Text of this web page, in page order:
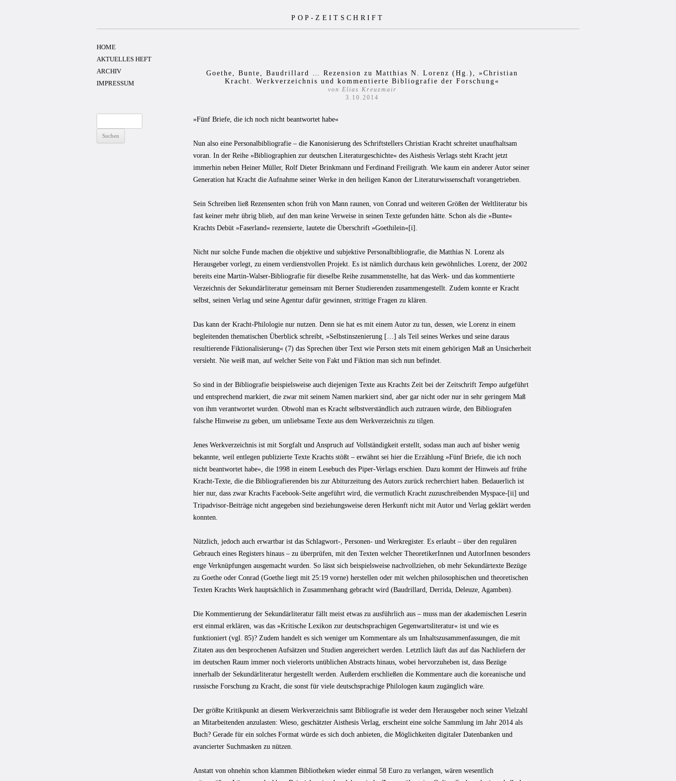
POP-ZEITSCHRIFT
Goethe, Bunte, Baudrillard … Rezension zu Matthias N. Lorenz (Hg.), »Christian
Kracht. Werkverzeichnis und kommentierte Bibliografie der Forschung«
von Elias Kreuzmair
3.10.2014
»Fünf Briefe, die ich noch nicht beantwortet habe«
Nun also eine Personalbibliografie – die Kanonisierung des Schriftstellers Christian Kracht schreitet unaufhaltsam
voran. In der Reihe »Bibliographien zur deutschen Literaturgeschichte« des Aisthesis Verlags steht Kracht jetzt
immerhin neben Heiner Müller, Rolf Dieter Brinkmann und Ferdinand Freiligrath. Wie kaum ein anderer Autor seiner
Generation hat Kracht die Aufnahme seiner Werke in den heiligen Kanon der Literaturwissenschaft vorangetrieben.
Sein Schreiben ließ Rezensenten schon früh von Mann raunen, von Conrad und weiteren Größen der Weltliteratur bis
fast keiner mehr übrig blieb, auf den man keine Verweise in seinen Texte gefunden hätte. Schon als die »Bunte«
Krachts Debüt »Faserland« rezensierte, lautete die Überschrift »Goethilein«[i].
Nicht nur solche Funde machen die objektive und subjektive Personalbibliografie, die Matthias N. Lorenz als
Herausgeber vorlegt, zu einem verdienstvollen Projekt. Es ist nämlich durchaus kein gewöhnliches. Lorenz, der 2002
bereits eine Martin-Walser-Bibliografie für dieselbe Reihe zusammenstellte, hat das Werk- und das kommentierte
Verzeichnis der Sekundärliteratur gemeinsam mit Berner Studierenden zusammengestellt. Zudem konnte er Kracht
selbst, seinen Verlag und seine Agentur dafür gewinnen, strittige Fragen zu klären.
Das kann der Kracht-Philologie nur nutzen. Denn sie hat es mit einem Autor zu tun, dessen, wie Lorenz in einem
begleitenden thematischen Überblick schreibt, »Selbstinszenierung […] als Teil seines Werkes und seine daraus
resultierende Fiktionalisierung« (7) das Sprechen über Text wie Person stets mit einem gehörigen Maß an Unsicherheit
versieht. Nie weiß man, auf welcher Seite von Fakt und Fiktion man sich nun befindet.
So sind in der Bibliografie beispielsweise auch diejenigen Texte aus Krachts Zeit bei der Zeitschrift Tempo aufgeführt
und entsprechend markiert, die zwar mit seinem Namen markiert sind, aber gar nicht oder nur in sehr geringem Maß
von ihm verantwortet wurden. Obwohl man es Kracht selbstverständlich auch zutrauen würde, den Bibliografen
falsche Hinweise zu geben, um unliebsame Texte aus dem Werkverzeichnis zu tilgen.
Jenes Werkverzeichnis ist mit Sorgfalt und Anspruch auf Vollständigkeit erstellt, sodass man auch auf bisher wenig
bekannte, weil entlegen publizierte Texte Krachts stößt – erwähnt sei hier die Erzählung »Fünf Briefe, die ich noch
nicht beantwortet habe«, die 1998 in einem Lesebuch des Piper-Verlags erschien. Dazu kommt der Hinweis auf frühe
Kracht-Texte, die die Bibliografierenden bis zur Abiturzeitung des Autors zurück recherchiert haben. Bedauerlich ist
hier nur, dass zwar Krachts Facebook-Seite angeführt wird, die vermutlich Kracht zuzuschreibenden Myspace-[ii] und
Tripadvisor-Beiträge nicht angegeben sind beziehungsweise deren Herkunft nicht mit Autor und Verlag geklärt werden
konnten.
Nützlich, jedoch auch erwartbar ist das Schlagwort-, Personen- und Werkregister. Es erlaubt – über den regulären
Gebrauch eines Registers hinaus – zu überprüfen, mit den Texten welcher TheoretikerInnen und AutorInnen besonders
enge Verknüpfungen ausgemacht wurden. So lässt sich beispielsweise nachvollziehen, ob mehr Sekundärtexte Bezüge
zu Goethe oder Conrad (Goethe liegt mit 25:19 vorne) herstellen oder mit welchen philosophischen und theoretischen
Texten Krachts Werk hauptsächlich in Zusammenhang gebracht wird (Baudrillard, Derrida, Deleuze, Agamben).
Die Kommentierung der Sekundärliteratur fällt meist etwas zu ausführlich aus – muss man der akademischen Leserin
erst einmal erklären, was das »Kritische Lexikon zur deutschsprachigen Gegenwartsliteratur« ist und wie es
funktioniert (vgl. 85)? Zudem handelt es sich weniger um Kommentare als um Inhaltszusammenfassungen, die mit
Zitaten aus den besprochenen Aufsätzen und Studien angereichert werden. Letztlich läuft das auf das Nachliefern der
im deutschen Raum immer noch vielerorts unüblichen Abstracts hinaus, wobei hervorzuheben ist, dass Bezüge
innerhalb der Sekundärliteratur hergestellt werden. Außerdem erschließen die Kommentare auch die koreanische und
russische Forschung zu Kracht, die sonst für viele deutschsprachige Philologen kaum zugänglich wäre.
Der größte Kritikpunkt an diesem Werkverzeichnis samt Bibliografie ist weder dem Herausgeber noch seiner Vielzahl
an Mitarbeitenden anzulasten: Wieso, geschätzter Aisthesis Verlag, erscheint eine solche Sammlung im Jahr 2014 als
Buch? Gerade für ein solches Format würde es sich doch anbieten, die Möglichkeiten digitaler Datenbanken und
avancierter Suchmasken zu nützen.
Anstatt von ohnehin schon klammen Bibliotheken wieder einmal 58 Euro zu verlangen, wären wesentlich
HOME
AKTUELLES HEFT
ARCHIV
IMPRESSUM
nach: